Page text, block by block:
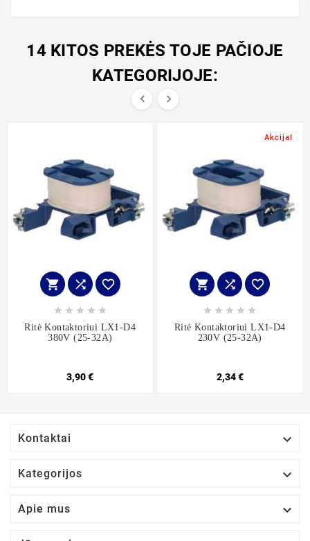
14 KITOS PREKĖS TOJE PAČIOJE
KATEGORIJOJE:
 
  
    
Ritė Kontaktoriui LX1-D4
380V (25-32A)
3,90 €
Akcija!
  
    
Ritė Kontaktoriui LX1-D4
230V (25-32A)
2,34 €
Kontaktai 
Kategorijos 
Apie mus 